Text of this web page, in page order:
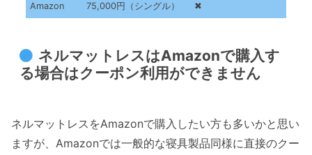
Amazon 75,000円（シングル） ✖
ネルマットレスはAmazonで購入す
る場合はクーポン利用ができません
ネルマットレスをAmazonで購入したい方も多いかと思い
ますが、Amazonでは一般的な寝具製品同様に直接のクー